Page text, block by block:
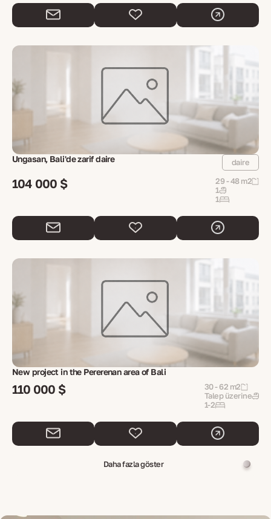
Ungasan, Bali'de zarif daire daire
104 000 $
29 - 48 m2
1
1
New project in the Pererenan area of Bali
110 000 $
30 - 62 m2
Talep üzerine
1-2
Daha fazla göster